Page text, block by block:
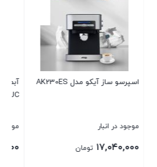
مدل
فلاکس AK582VG
۴,۰۰۰,۰۰۰